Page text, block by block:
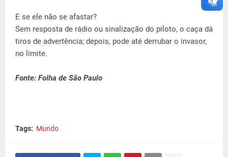
E se ele não se afastar?
Sem resposta de rádio ou sinalização do piloto, o caça dá
tiros de advertência; depois, pode até derrubar o invasor,
no limite.
Fonte: Folha de São Paulo
Tags: Mundo